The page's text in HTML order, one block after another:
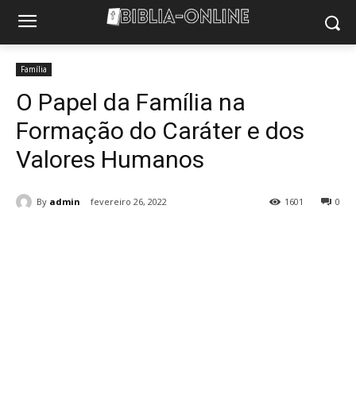
Família
O Papel da Família na
Formação do Caráter e dos
Valores Humanos
By admin fevereiro 26, 2022 0
1601